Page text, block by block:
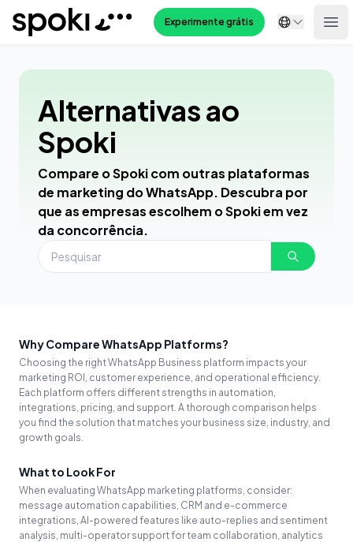
Spoki Experimente grátis
Alternativas ao
Spoki
Compare o Spoki com outras plataformas
de marketing do WhatsApp. Descubra por
que as empresas escolhem o Spoki em vez
da concorrência.
Why Compare WhatsApp Platforms?
Choosing the right WhatsApp Business platform impacts your
marketing ROI, customer experience, and operational efficiency.
Each platform offers different strengths in automation,
integrations, pricing, and support. A thorough comparison helps
you find the solution that matches your business size, industry, and
growth goals.
What to Look For
When evaluating WhatsApp marketing platforms, consider:
message automation capabilities, CRM and e-commerce
integrations, AI-powered features like auto-replies and sentiment
analysis, multi-operator support for team collaboration, analytics